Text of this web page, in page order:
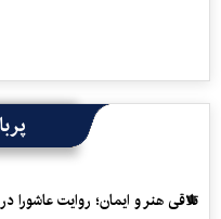
تلاقی هنر و ایمان؛ روایت عاشورا